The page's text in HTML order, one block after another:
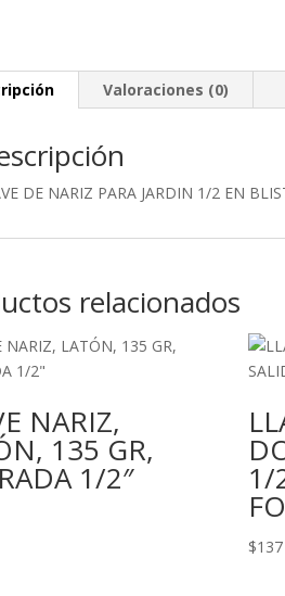
Valoraciones (0)
DE NARIZ PARA JARDIN 1/2 EN
relacionados
NARIZ,
135 GR,
1/2″ 1/
$137